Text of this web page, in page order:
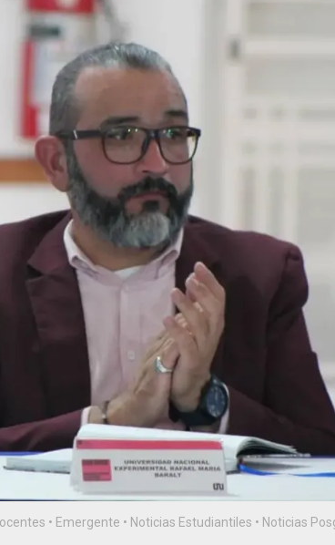
• Emergente • Noticias Estudiantiles • Noticias